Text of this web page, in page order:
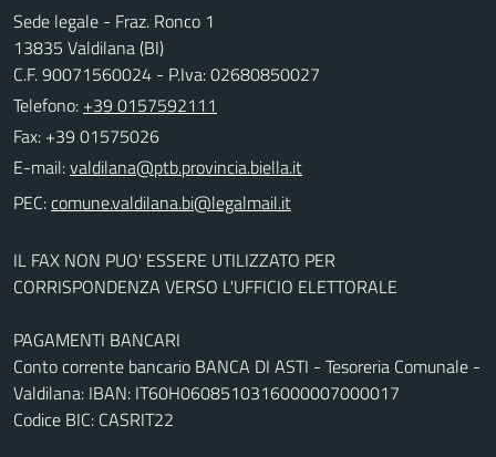
Sede legale - Fraz. Ronco 1
13835 Valdilana (BI)
C.F. 90071560024 - P.Iva: 02680850027
Telefono: +39 0157592111
Fax: +39 01575026
E-mail:
PEC:
IL FAX NON PUO' ESSERE UTILIZZATO PER
CORRISPONDENZA VERSO L'UFFICIO ELETTORALE
PAGAMENTI BANCARI
Conto corrente bancario BANCA DI ASTI - Tesoreria Comunale -
Valdilana: IBAN: IT60H0608510316000007000017
Codice BIC: CASRIT22